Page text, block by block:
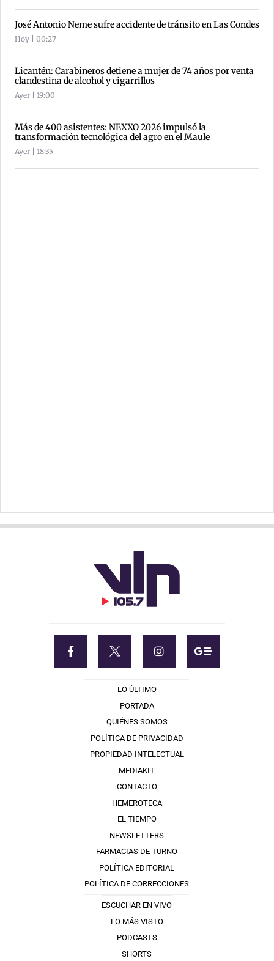
José Antonio Neme sufre accidente de tránsito en Las Condes
Hoy | 00:27
Licantén: Carabineros detiene a mujer de 74 años por venta
clandestina de alcohol y cigarrillos
Ayer | 19:00
Más de 400 asistentes: NEXXO 2026 impulsó la
transformación tecnológica del agro en el Maule
Ayer | 18:35
LO ÚLTIMO
PORTADA
QUIÉNES SOMOS
POLÍTICA DE PRIVACIDAD
PROPIEDAD INTELECTUAL
MEDIAKIT
CONTACTO
HEMEROTECA
EL TIEMPO
NEWSLETTERS
FARMACIAS DE TURNO
POLÍTICA EDITORIAL
POLÍTICA DE CORRECCIONES
ESCUCHAR EN VIVO
LO MÁS VISTO
PODCASTS
SHORTS